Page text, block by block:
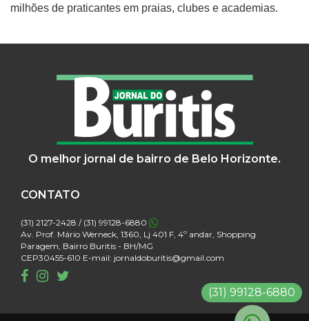
milhões de praticantes em praias, clubes e academias.
O melhor jornal de bairro de Belo Horizonte.
CONTATO
(31) 2127-2428 / (31) 99128-6880
Av. Prof. Mário Werneck, 1360, Lj 401 F, 4º andar, Shopping
Paragem, Bairro Buritis - BH/MG
CEP30455-610 E-mail: jornaldoburitis@gmail.com
(31) 99128-6880